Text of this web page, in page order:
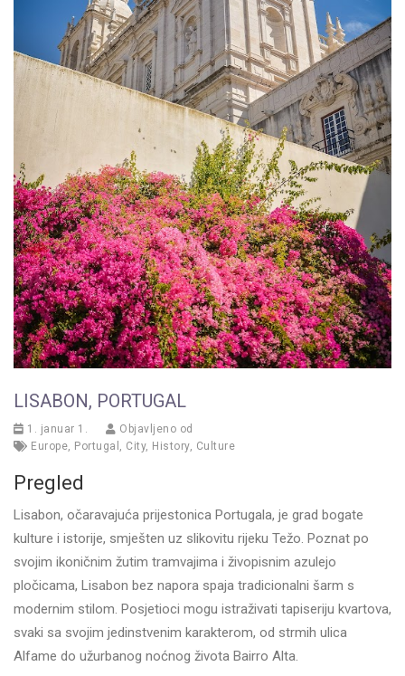
LISABON, PORTUGAL
1. januar 1.
Objavljeno od
Europe, Portugal , City, History, Culture
Pregled
Lisabon, očaravajuća prijestonica Portugala, je grad bogate
kulture i istorije, smješten uz slikovitu rijeku Težo. Poznat po
svojim ikoničnim žutim tramvajima i živopisnim azulejo
pločicama, Lisabon bez napora spaja tradicionalni šarm s
modernim stilom. Posjetioci mogu istraživati tapiseriju kvartova,
svaki sa svojim jedinstvenim karakterom, od strmih ulica
Alfame do užurbanog noćnog života Bairro Alta.